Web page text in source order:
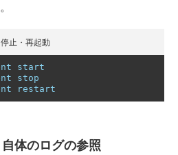
止・再起動
start
stop
restart
体のログの参照